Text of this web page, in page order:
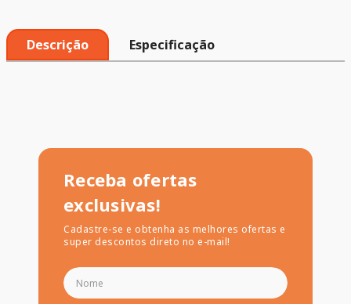
Descrição Especificação
Receba ofertas
exclusivas!
Cadastre-se e obtenha as melhores ofertas e
super descontos direto no e-mail!